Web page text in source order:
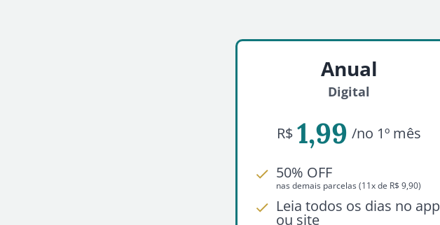
Anual
Digital
R$ 1,99 /no 1º mês
50% OFF
nas demais parcelas (11x de R$ 9,90)
Leia todos os dias no app
ou site